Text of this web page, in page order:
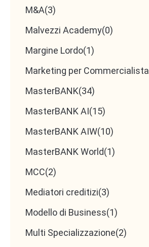
M&A(3)
Malvezzi Academy(0)
Margine Lordo(1)
Marketing per Commercialista
MasterBANK(34)
MasterBANK AI(15)
MasterBANK AIW(10)
MasterBANK World(1)
MCC(2)
Mediatori creditizi(3)
Modello di Business(1)
Multi Specializzazione(2)